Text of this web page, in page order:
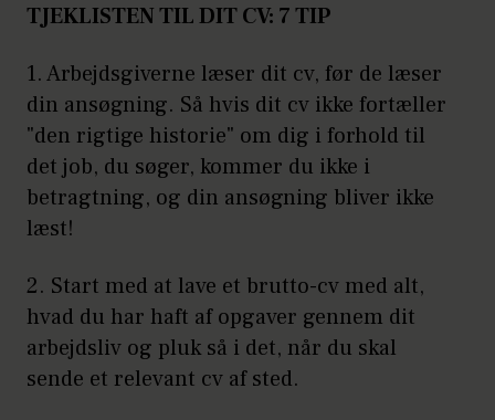
TJEKLISTEN TIL DIT CV: 7 TIP
1. Arbejdsgiverne læser dit cv, før de læser
din ansøgning. Så hvis dit cv ikke fortæller
"den rigtige historie" om dig i forhold til
det job, du søger, kommer du ikke i
betragtning, og din ansøgning bliver ikke
læst!
2. Start med at lave et brutto-cv med alt,
hvad du har haft af opgaver gennem dit
arbejdsliv og pluk så i det, når du skal
sende et relevant cv af sted.